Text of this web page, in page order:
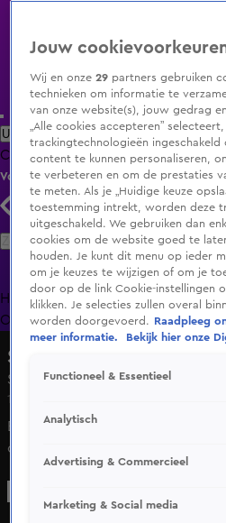
Uitzending Gemist Populaire programma's
ClipsFilmsRadioSmart TV inlog
Volg KIJK
Zoeken
HomeUitzending Gemist
OranjezomerLivestreamsShop
Stegeman op de Bres
Seizoen 8, aflevering 2
15 jan 2023, 21:55
Een zeer emotionele
op de bres voor de 83-jarige
thuishulp. Zijn vriendin, de bijna
bewijs en Alberto confronteert
Jouw
Wij en onze29 partners gebruiken
technieken om informatie te
van onze website(s), jouw gedrag
„Alle cookies accepteren”
trackingtechnologieën ingeschakeld
content te kunnen personaliseren,
te verbeteren en om de prestaties
te meten. Als je „Huidige keuze
toestemming intrekt, worden deze
uitgeschakeld. We gebruiken dan
cookies om de website goed te
houden. Je kunt dit menu op ieder
om je keuzes te wijzigen of om je
door op de link Cookie-instellingen
klikken. Je selecties zullen overal
worden doorgevoerd.
Raadpleeg
meer informatie.
Bekijk hier onze
Functioneel & Essentieel
Analytisch
Advertising & Commercieel
Marketing & Social media